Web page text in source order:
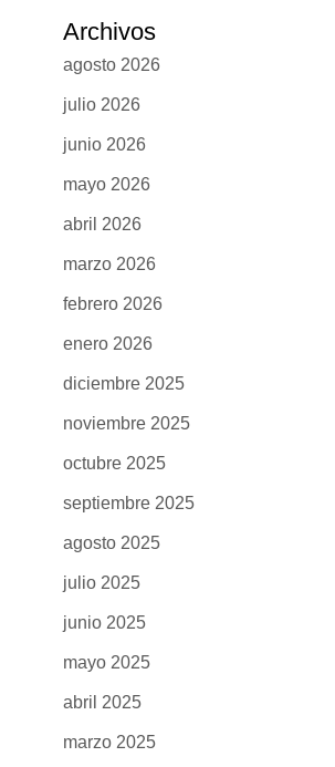
Archivos
agosto 2026
julio 2026
junio 2026
mayo 2026
abril 2026
marzo 2026
febrero 2026
enero 2026
diciembre 2025
noviembre 2025
octubre 2025
septiembre 2025
agosto 2025
julio 2025
junio 2025
mayo 2025
abril 2025
marzo 2025